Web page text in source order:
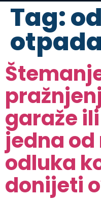
Tag:
garaže
jedna
odluka
donijeti